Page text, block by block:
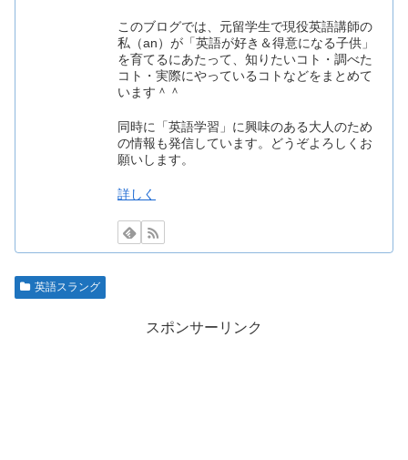
このブログでは、元留学生で現役英語講師の
私（an）が「英語が好き＆得意になる子供」
を育てるにあたって、知りたいコト・調べた
コト・実際にやっているコトなどをまとめて
います＾＾
同時に「英語学習」に興味のある大人のため
の情報も発信しています。どうぞよろしくお
願いします。
詳しく
英語スラング
スポンサーリンク